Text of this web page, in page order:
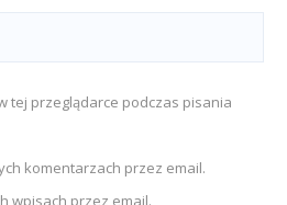
tej przeglądarce podczas pisania
komentarzach przez email.
wpisach przez email.